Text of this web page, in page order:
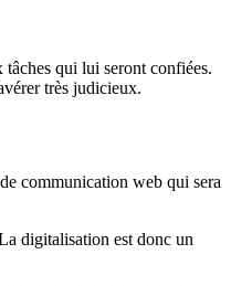
tâches qui lui seront confiées.
très judicieux.
communication web qui sera
digitalisation est donc un